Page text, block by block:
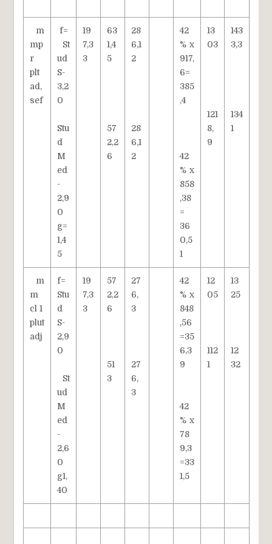
m
mp
r
plt
ad,
sef
f=
St
ud
S-
3,2
0
Stu
d
M
ed
-
2,9
0
g=
1,4
5
19
7,3
3
63
1,4
5
57
2,2
6
28
6,1
2
28
6,1
2
42
% x
917,
6=
385
,4
42
% x
858
,38
=
36
0,5
1
13
03
121
8,
9
143
3,3
134
1
m
m
cl 1
plut
adj
f=
Stu
d
S-
2,9
0
St
ud
M
ed
-
2,6
0
g1,
40
19
7,3
3
57
2,2
6
51
3
27
6,
3
27
6,
3
42
% x
848
,56
=35
6,3
9
42
% x
78
9,3
=33
1,5
12
05
112
1
13
25
12
32